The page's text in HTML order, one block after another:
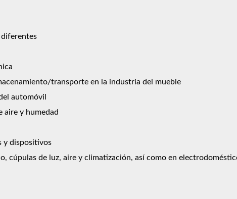
diferentes
transporte en la industria del mueble
automóvil
aire y humedad
y dispositivos
cúpulas de luz, aire y climatización, así como en